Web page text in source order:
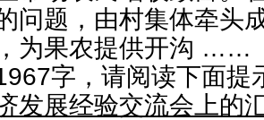
问题，由村集体牵头
为果农提供开沟 ……
字，请阅读下面提
发展经验交流会上的